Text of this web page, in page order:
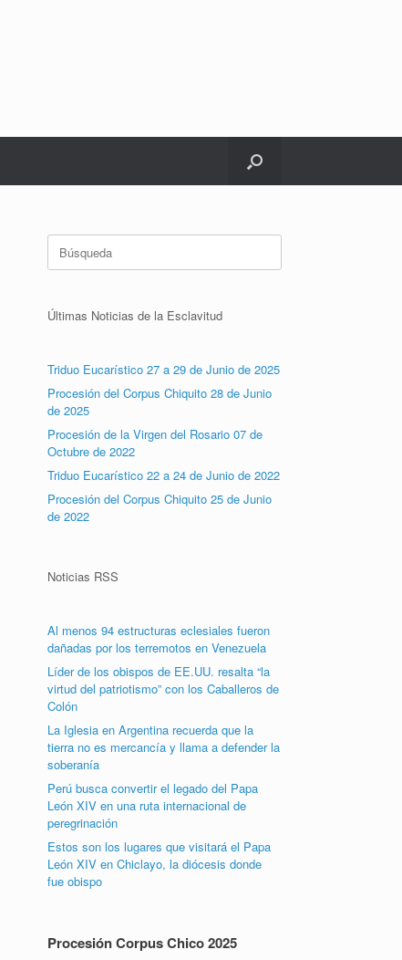
Buscar:
Últimas Noticias de la Esclavitud
Triduo Eucarístico 27 a 29 de Junio de 2025
Procesión del Corpus Chiquito 28 de Junio
de 2025
Procesión de la Virgen del Rosario 07 de
Octubre de 2022
Triduo Eucarístico 22 a 24 de Junio de 2022
Procesión del Corpus Chiquito 25 de Junio
de 2022
Noticias RSS
Al menos 94 estructuras eclesiales fueron
dañadas por los terremotos en Venezuela
Líder de los obispos de EE.UU. resalta “la
virtud del patriotismo” con los Caballeros de
Colón
La Iglesia en Argentina recuerda que la
tierra no es mercancía y llama a defender la
soberanía
Perú busca convertir el legado del Papa
León XIV en una ruta internacional de
peregrinación
Estos son los lugares que visitará el Papa
León XIV en Chiclayo, la diócesis donde
fue obispo
Procesión Corpus Chico 2025